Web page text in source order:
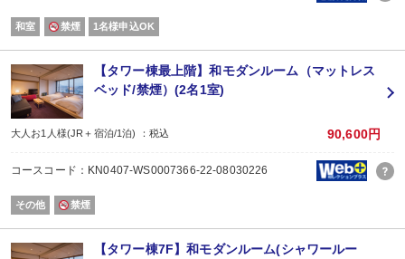
和室 禁煙 1名様申込OK
【タワー棟最上階】和モダンルーム（マットレス
ベッド/禁煙）(2名1室)
大人お1人様(JR＋宿泊/1泊) ：税込 90,600円
コースコード：KN0407-WS0007366-22-08030226
その他 禁煙
【タワー棟7F】和モダンルーム(シャワールー